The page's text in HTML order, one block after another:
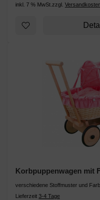
inkl. 7 % MwSt. zzgl.
Korbpuppenwagen mit
verschiedene Stoffmuster und
Lieferzeit 3-4 Tage